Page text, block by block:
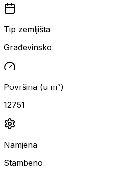
Tip zemljišta
Građevinsko
Površina (u m²)
12751
Namjena
Stambeno